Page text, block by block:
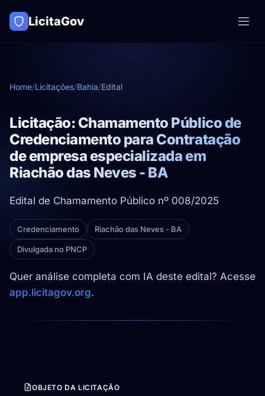
LicitaGov
Home/Licitações/Bahia/Edital
Licitação: Chamamento Público de
Credenciamento para Contratação
de empresa especializada em
Riachão das Neves - BA
Edital de Chamamento Público nº 008/2025
Credenciamento Riachão das Neves - BA
Divulgada no PNCP
Quer análise completa com IA deste edital? Acesse
app.licitagov.org.
OBJETO DA LICITAÇÃO